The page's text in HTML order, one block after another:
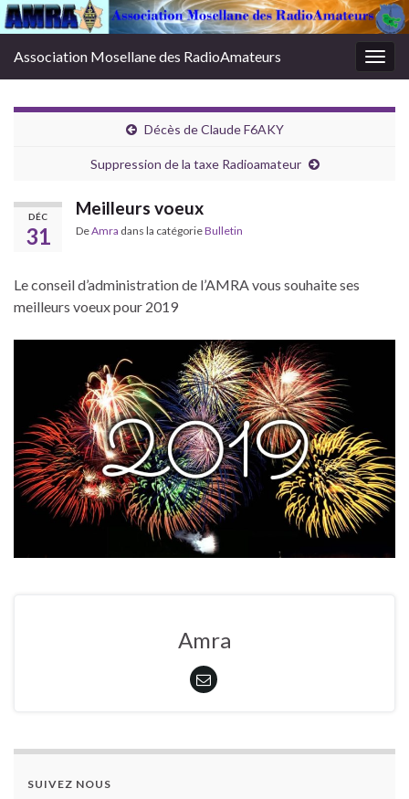
Association Mosellane des RadioAmateurs
Décès de Claude F6AKY
Suppression de la taxe Radioamateur
DÉC
31
Meilleurs voeux
DeAmra dans la catégorieBulletin
Le conseil d’administration de l’AMRA vous souhaite ses
meilleurs voeux pour 2019
Amra
SUIVEZ NOUS